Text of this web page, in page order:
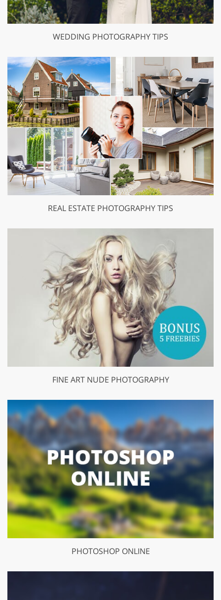
WEDDING PHOTOGRAPHY TIPS
REAL ESTATE PHOTOGRAPHY TIPS
FINE ART NUDE PHOTOGRAPHY
PHOTOSHOP ONLINE